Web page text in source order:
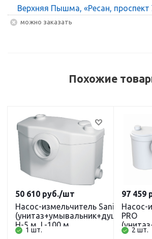
Верхняя Пышма, «Ресан, проспект
Можно заказать
Похожие
Насос-измельчитель SaniPro
(унитаз+умывальник+душ+биде)
Н-5 м, L-100 м
1 шт.
50 610 руб./шт
Насос-
PRO
H-7 м,
2 шт.
97 459